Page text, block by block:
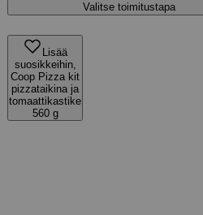
Valitse toimitustapa
Lisää
suosikkeihin,
Coop Pizza kit
pizzataikina ja
tomaattikastike
560 g